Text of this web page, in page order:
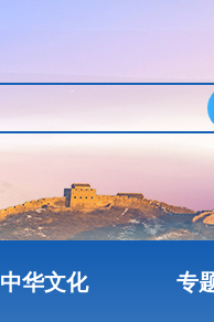
中华文化 专